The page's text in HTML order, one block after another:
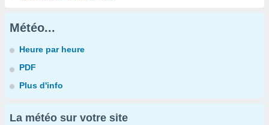
Météo...
Heure par heure
PDF
Plus d'info
La météo sur votre site